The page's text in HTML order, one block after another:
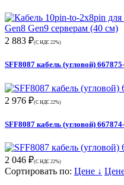
2 883 ₽(С НДС 22%)
SFF8087 кабель (угловой)
2 976 ₽(С НДС 22%)
SFF8087 кабель (угловой)
2 046 ₽(С НДС 22%)
Сортировать по: Цене ↓